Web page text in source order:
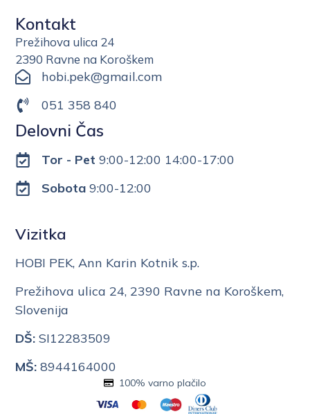
Kontakt
Prežihova ulica 24
2390 Ravne na Koroškem
hobi.pek@gmail.com
051 358 840
Delovni Čas
Tor - Pet 9:00-12:00 14:00-17:00
Sobota9:00-12:00
Vizitka
HOBI PEK, Ann Karin Kotnik s.p.
Prežihova ulica 24, 2390 Ravne na Koroškem,
Slovenija
DŠ: SI12283509
MŠ: 8944164000
100% varno plačilo